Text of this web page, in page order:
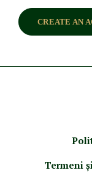
CREATE AN
Termeni